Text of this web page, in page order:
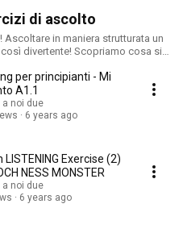
di ascolto
Scopriamo cosa si
animati e nelle canzoni! IMPARIAMO AD ASCOLTARE.
per principianti - Mi
A1.1
a noi due
6 years ago
LISTENING Exercise (2)
NESS MONSTER
a noi due
6 years ago